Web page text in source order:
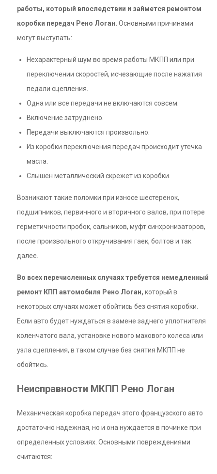
работы, который впоследствии и займется ремонтом
коробки передач Рено Логан. Основными причинами
могут выступать:
Нехарактерный шум во время работы МКПП или при
переключении скоростей, исчезающие после нажатия
педали сцепления.
Одна или все передачи не включаются совсем.
Включение затруднено.
Передачи выключаются произвольно.
Из коробки переключения передач происходит утечка
масла.
Слышен металлический скрежет из коробки.
Возникают такие поломки при износе шестеренок,
подшипников, первичного и вторичного валов, при потере
герметичности пробок, сальников, муфт синхронизаторов,
после произвольного откручивания гаек, болтов и так
далее.
Во всех перечисленных случаях требуется немедленный
ремонт КПП автомобиля Рено Логан, который в
некоторых случаях может обойтись без снятия коробки.
Если авто будет нуждаться в замене заднего уплотнителя
коленчатого вала, установке нового махового колеса или
узла сцепления, в таком случае без снятия МКПП не
обойтись.
Неисправности МКПП Рено Логан
Механическая коробка передач этого французского авто
достаточно надежная, но и она нуждается в починке при
определенных условиях. Основными повреждениями
считаются: